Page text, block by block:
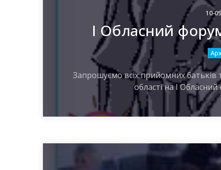
10-
І Обласний
Запрошуємо всіх прийомних батьків
області на І